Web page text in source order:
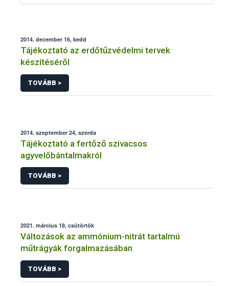
2014. december 16, kedd
Tájékoztató az erdőtűzvédelmi tervek
készítéséről
TOVÁBB >
2014. szeptember 24, szerda
Tájékoztató a fertőző szivacsos
agyvelőbántalmakról
TOVÁBB >
2021. március 18, csütörtök
Változások az ammónium-nitrát tartalmú
műtrágyák forgalmazásában
TOVÁBB >